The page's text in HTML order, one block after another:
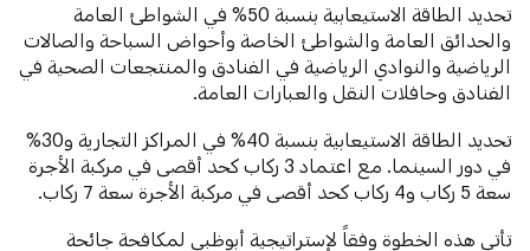
تحديد الطاقة الاستيعابية بنسبة 50% في الشواطئ العامة
والحدائق العامة والشواطئ الخاصة وأحواض السباحة والصالات
الرياضية والنوادي الرياضية في الفنادق والمنتجعات الصحية في
الفنادق وحافلات النقل والعبارات العامة.
تحديد الطاقة الاستيعابية بنسبة 40% في المراكز التجارية و30%
في دور السينما. مع اعتماد 3 ركاب كحد أقصى في مركبة الأجرة
سعة 5 ركاب و4 ركاب كحد أقصى في مركبة الأجرة سعة 7 ركاب.
تأتي هذه الخطوة وفقاً لإستراتيجية أبوظبي لمكافحة جائحة